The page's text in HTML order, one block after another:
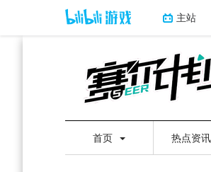
主站
首页 热点资讯